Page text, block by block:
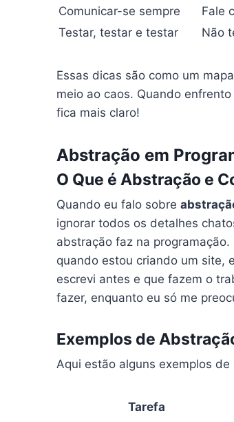
Comunicar-se sempre
Fale
Testar, testar e testar
Não
Essas dicas são como um
meio ao caos. Quando
fica mais claro!
Abstração em
O Que é Abstração e
Quando eu falo sobre
ignorar todos os detalhes
abstração faz na
quando estou criando um site,
escrevi antes e que fazem o
fazer, enquanto eu só me
Exemplos de
Aqui estão alguns exemplos
Tarefa